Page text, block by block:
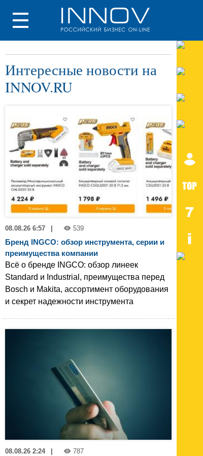
Интересные новости на
INNOV.RU
08.08.26 6:57 539
Бренд INGCO: обзор инструмента, серии и
преимущества компании
Всё о бренде INGCO: обзор линеек
Standard и Industrial, преимущества перед
Bosch и Makita, ассортимент оборудования
и секрет надежности инструмента
08.08.26 2:24 787